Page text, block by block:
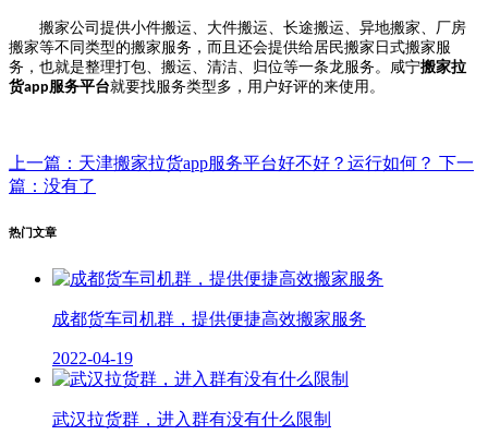
搬家公司提供小件搬运、大件搬运、长途搬运、异地搬家、厂房
搬家等不同类型的搬家服务，而且还会提供给居民搬家日式搬家服
务，也就是整理打包、搬运、清洁、归位等一条龙服务。咸宁搬家拉
货app服务平台就要找服务类型多，用户好评的来使用。
上一篇：天津搬家拉货app服务平台好不好？运行如何？ 下一
篇：没有了
热门文章
成都货车司机群，提供便捷高效搬家服务
2022-04-19
武汉拉货群，进入群有没有什么限制